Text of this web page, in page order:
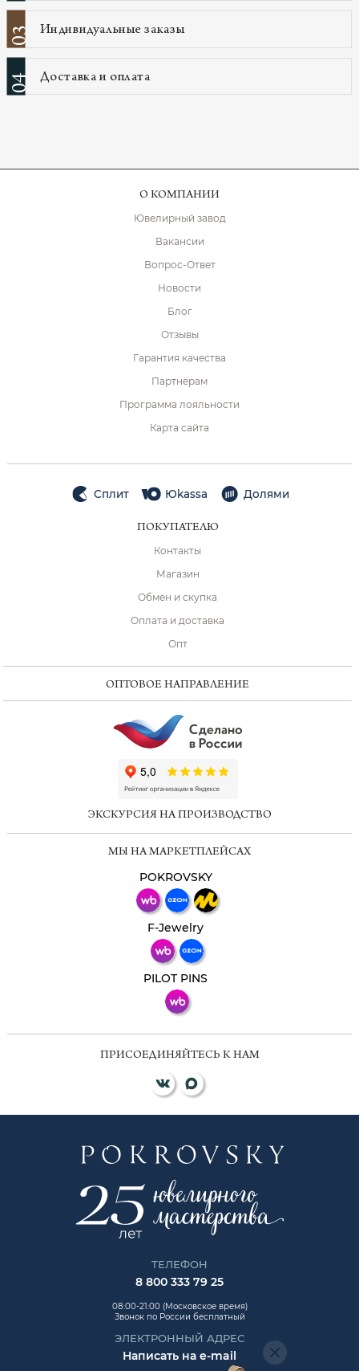
03 Индивидуальные заказы
04 Доставка и оплата
О КОМПАНИИ
Ювелирный завод
Вакансии
Вопрос-Ответ
Новости
Блог
Отзывы
Гарантия качества
Партнёрам
Программа лояльности
Карта сайта
Сплит Юkassa Долями
ПОКУПАТЕЛЮ
Контакты
Магазин
Обмен и скупка
Оплата и доставка
Опт
ОПТОВОЕ НАПРАВЛЕНИЕ
ЭКСКУРСИЯ НА ПРОИЗВОДСТВО
МЫ НА МАРКЕТПЛЕЙСАХ
POKROVSKY
F-Jewelry
PILOT PINS
ПРИСОЕДИНЯЙТЕСЬ К НАМ
ТЕЛЕФОН
8 800 333 79 25
08:00-21:00 (Московское время)
Звонок по России бесплатный
ЭЛЕКТРОННЫЙ АДРЕС
Написать на e-mail